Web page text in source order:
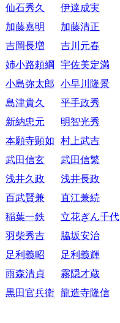
仙石秀久 伊達成実
加藤嘉明 加藤清正
吉岡長増 吉川元春
姉小路頼綱 宇佐美定満
小島弥太郎 小早川隆景
島津貴久 平手政秀
新納忠元 明智光秀
本願寺顕如 村上武吉
武田信玄 武田信繁
浅井久政 浅井長政
百武賢兼 直江兼続
稲葉一鉄 立花ぎん千代
羽柴秀吉 脇坂安治
足利義昭 足利義輝
雨森清貞 霧隠才蔵
黒田官兵衛 龍造寺隆信